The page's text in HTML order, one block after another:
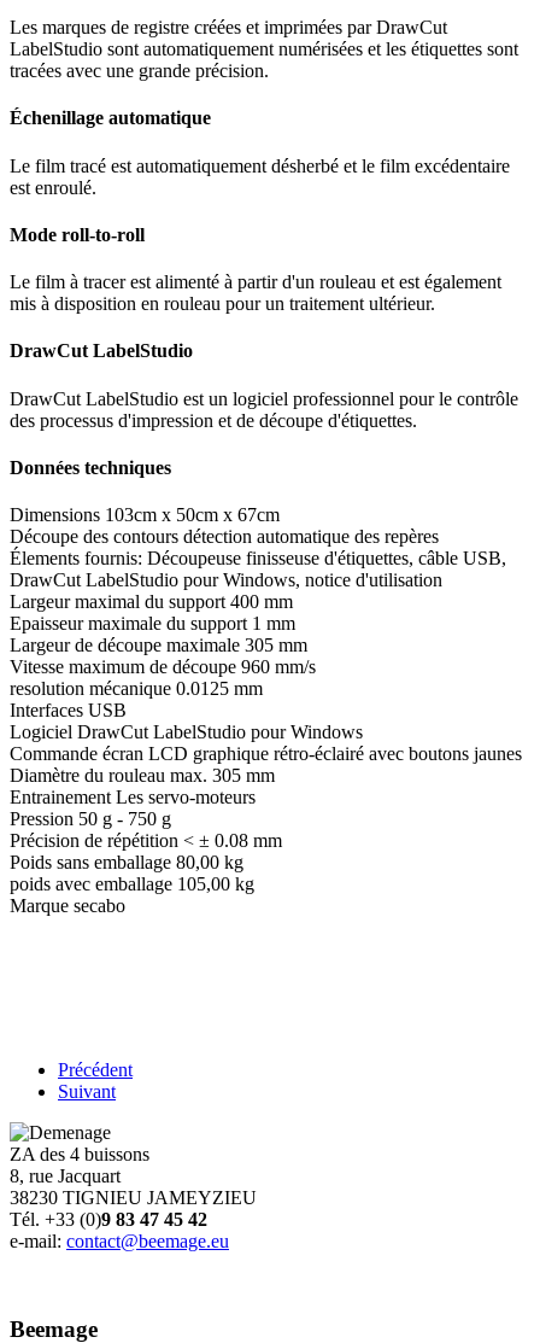
Les marques de registre créées et imprimées par DrawCut
LabelStudio sont automatiquement numérisées et les étiquettes sont
tracées avec une grande précision.
Échenillage automatique
Le film tracé est automatiquement désherbé et le film excédentaire
est enroulé.
Mode roll-to-roll
Le film à tracer est alimenté à partir d'un rouleau et est également
mis à disposition en rouleau pour un traitement ultérieur.
DrawCut LabelStudio
DrawCut LabelStudio est un logiciel professionnel pour le contrôle
des processus d'impression et de découpe d'étiquettes.
Données techniques
Dimensions 103cm x 50cm x 67cm
Découpe des contours détection automatique des repères
Élements fournis: Découpeuse finisseuse d'étiquettes, câble USB,
DrawCut LabelStudio pour Windows, notice d'utilisation
Largeur maximal du support 400 mm
Epaisseur maximale du support 1 mm
Largeur de découpe maximale 305 mm
Vitesse maximum de découpe 960 mm/s
resolution mécanique 0.0125 mm
Interfaces USB
Logiciel DrawCut LabelStudio pour Windows
Commande écran LCD graphique rétro-éclairé avec boutons jaunes
Diamètre du rouleau max. 305 mm
Entrainement Les servo-moteurs
Pression 50 g - 750 g
Précision de répétition < ± 0.08 mm
Poids sans emballage 80,00 kg
poids avec emballage 105,00 kg
Marque secabo
Précédent
Suivant
ZA des 4 buissons
8, rue Jacquart
38230 TIGNIEU JAMEYZIEU
Tél. +33 (0)9 83 47 45 42
e-mail: contact@beemage.eu
Beemage